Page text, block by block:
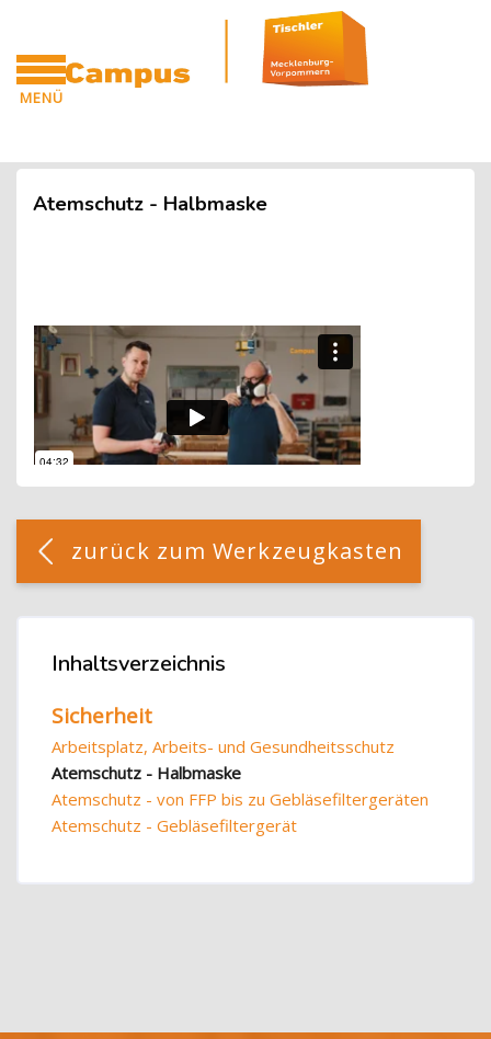
MENÜ
Zum Hauptinhalt
Blöcke
Blöcke
Atemschutz - Halbmaske
Blöcke
[Cocoon] Custom HTML überspringen
zurück zum Werkzeugkasten
Inhaltsverzeichnis überspringen
Inhaltsverzeichnis
Sicherheit
Arbeitsplatz, Arbeits- und Gesundheitsschutz
Atemschutz - Halbmaske
Atemschutz - von FFP bis zu Gebläsefiltergeräten
Atemschutz - Gebläsefiltergerät